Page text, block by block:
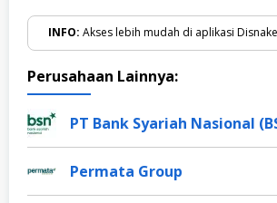
INFO: Akses lebih mudah di aplikasi
Perusahaan Lainnya:
PT Bank Syariah Nasional
Permata Group